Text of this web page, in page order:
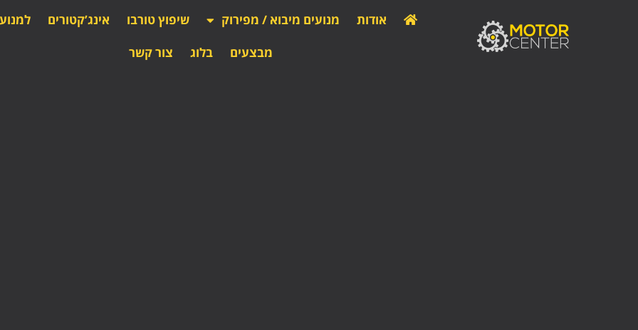
אודות מנועים מיבוא / מפירוק שיפוץ טורבו אינג’קטורים
מבצעים
בלוג צור קשר